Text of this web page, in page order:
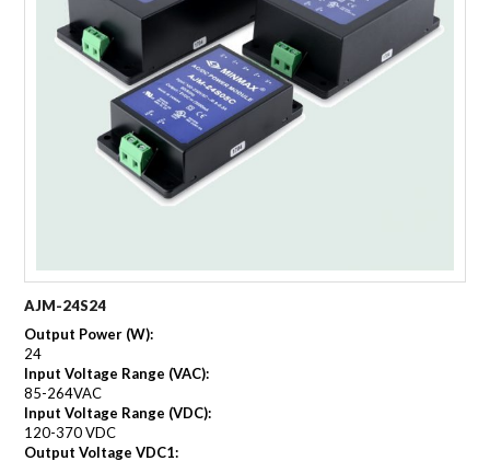
AJM-24S24
Output Power (W):
24
Input Voltage Range (VAC):
85-264VAC
Input Voltage Range (VDC):
120-370 VDC
Output Voltage VDC1: